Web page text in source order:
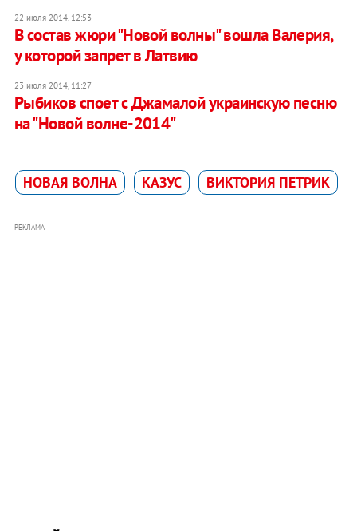
22 июля 2014, 12:53
В состав жюри "Новой волны" вошла Валерия,
у которой запрет в Латвию
23 июля 2014, 11:27
Рыбиков споет с Джамалой украинскую песню
на "Новой волне-2014"
НОВАЯ ВОЛНА КАЗУС ВИКТОРИЯ ПЕТРИК
РЕКЛАМА